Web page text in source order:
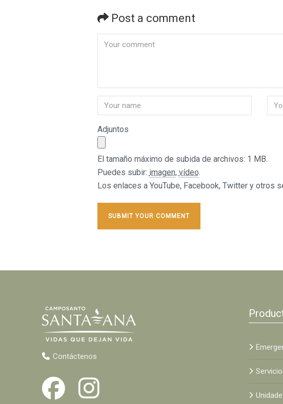
Post a comment
Adjuntos
El tamaño máximo de subida de archivos: 1 MB.
Puedes subir: imagen, vídeo.
Los enlaces a YouTube, Facebook, Twitter y otros
Contáctenos